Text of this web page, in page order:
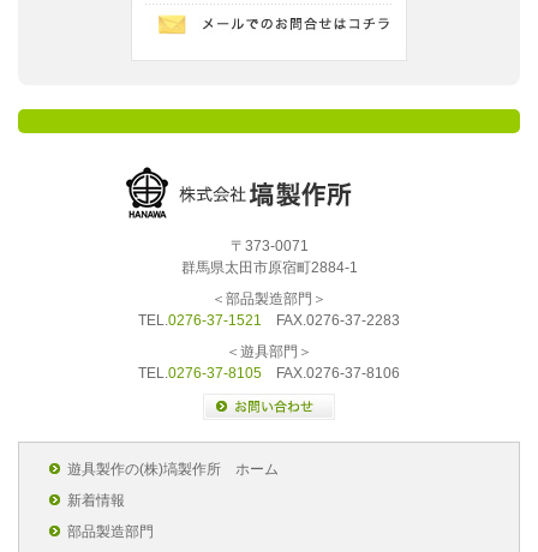
〒373-0071
群馬県太田市原宿町2884-1
＜部品製造部門＞
TEL.0276-37-1521 FAX.0276-37-2283
＜遊具部門＞
TEL.0276-37-8105 FAX.0276-37-8106
遊具製作の(株)塙製作所 ホーム
新着情報
部品製造部門